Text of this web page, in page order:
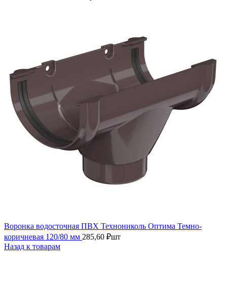
Воронка водосточная ПВХ Технониколь Оптима Темно-
коричневая 120/80 мм 285,60 ₽шт
Назад к товарам